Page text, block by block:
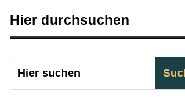
Hier durchsuchen